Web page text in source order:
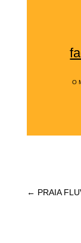
O
← PRAIA